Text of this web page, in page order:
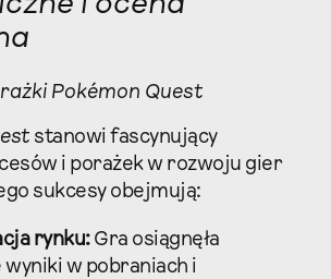
Pokémon Quest
stanowi fascynujący
i porażek w rozwoju gier
sukcesy obejmują:
rynku:Gra osiągnęła
wyniki w pobraniach i